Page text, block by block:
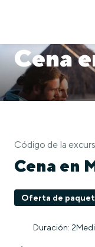
Cena
Código de la
Cena en
Oferta de
Duración: